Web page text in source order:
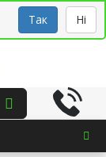
Так НіУкр